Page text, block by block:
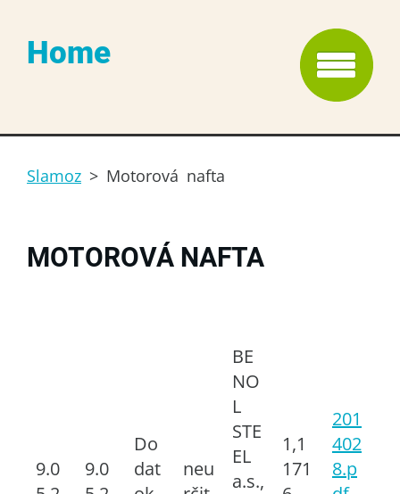
Home
Slamoz > Motorová nafta
MOTOROVÁ NAFTA
9.0
9.0
Do
dat
neu
BE
NO
L
STE
EL
a.s.,
1,1
171
201
402
8.p